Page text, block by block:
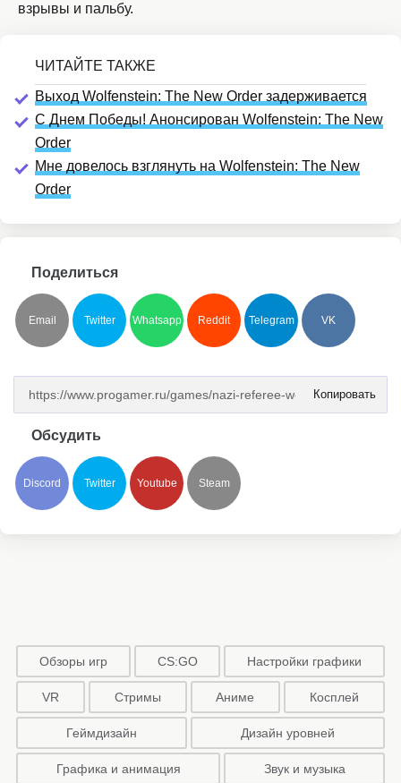
взрывы и пальбу.
Выход Wolfenstein: The New Order задерживается
С Днем Победы! Анонсирован Wolfenstein: The New
Order
Мне довелось взглянуть на Wolfenstein: The New
Order
Поделиться
Email Twitter Whatsapp Reddit Telegram VK
Копировать
Обсудить
Discord Twitter Youtube Steam
Обзоры игр CS:GO Настройки графики
VR Стримы Аниме Косплей
Геймдизайн Дизайн уровней
Графика и анимация Звук и музыка